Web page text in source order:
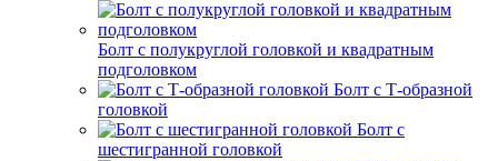
Болт с полукруглой головкой и квадратным
подголовком
Болт с Т-образной
головкой
Болт с
шестигранной головкой